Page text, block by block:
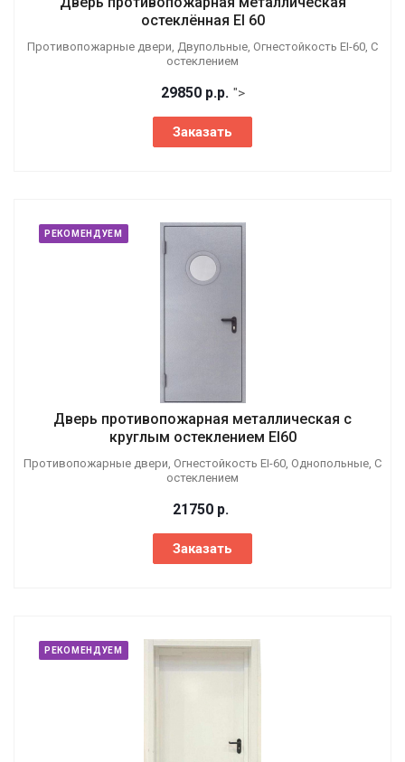
остеклённая EI 60
Противопожарные двери, Двупольные, Огнестойкость EI-60, С
остеклением
29850 р.р. ">
Заказать
РЕКОМЕНДУЕМ
Дверь противопожарная металлическая с
круглым остеклением EI60
Противопожарные двери, Огнестойкость EI-60, Однопольные, С
остеклением
21750 р.
Заказать
РЕКОМЕНДУЕМ